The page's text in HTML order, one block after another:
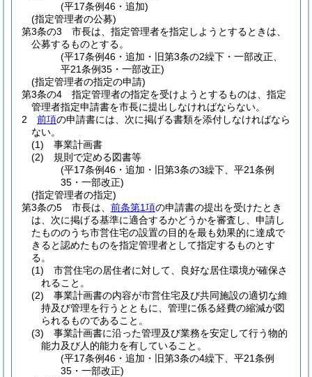
(平17条例46・追加)
(指定管理者の公募)
第3条の3
市長は、指定管理者を指定しようとするときは、
公募するものとする。
(平17条例46・追加・旧第3条の2繰下・一部改正、
平21条例35・一部改正)
(指定管理者の指定の申請)
第3条の4
指定管理者の指定を受けようとするものは、指定
管理者指定申請書を市長に提出しなければならない。
2
前項の申請書には、次に掲げる書類を添付しなければなら
ない。
(1)
事業計画書
(2)
規則で定める図書等
(平17条例46・追加・旧第3条の3繰下、平21条例
35・一部改正)
(指定管理者の指定)
第3条の5
市長は、 前条第1項の申請書の提出を受けたとき
は、次に掲げる基準に適合するかどうかを審査し、申請し
たもののうち市営住宅の設置の目的を最も効果的に達成で
きると認めたものを指定管理者として指定するものとす
る。
(1)
市営住宅の居住者に対して、良好な居住環境が確保さ
れること。
(2)
事業計画書の内容が市営住宅及び共同施設の適切な維
持及び管理を行うとともに、管理に係る経費の縮減が図
られるものであること。
(3)
事業計画書に沿った管理及び業務を安定して行う物的
能力及び人的能力を有していること。
(平17条例46・追加・旧第3条の4繰下、平21条例
35・一部改正)